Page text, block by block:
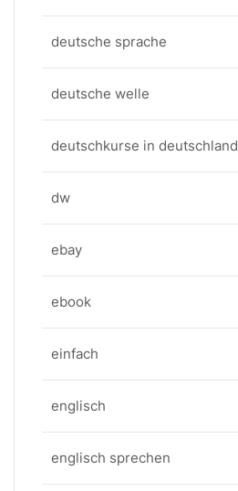
deutsche sprache
deutsche welle
deutschkurse in deutschland
dw
ebay
ebook
einfach
englisch
englisch sprechen